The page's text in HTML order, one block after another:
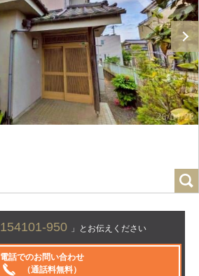
154101-950 」とお伝えください
電話でのお問い合わせ
（通話料無料）